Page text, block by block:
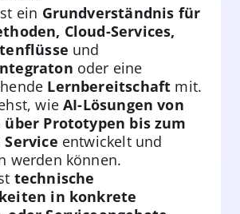
ein Grundverständnis für
Cloud-Services,
und
oder eine
Lernbereitschaft mit.
wieAI-Lösungen von
über Prototypen bis zum
entwickelt und
werden können.
technische
in konkrete